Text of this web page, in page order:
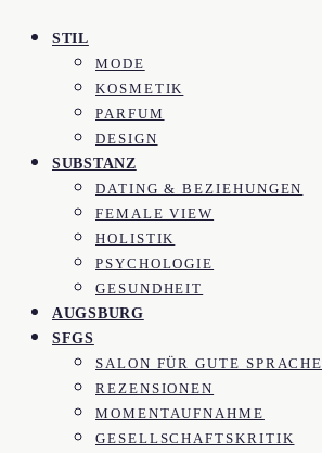
STIL
MODE
KOSMETIK
PARFUM
DESIGN
SUBSTANZ
DATING & BEZIEHUNGEN
FEMALE VIEW
HOLISTIK
PSYCHOLOGIE
GESUNDHEIT
AUGSBURG
SFGS
SALON FÜR GUTE SPRACHE
REZENSIONEN
MOMENTAUFNAHME
GESELLSCHAFTSKRITIK